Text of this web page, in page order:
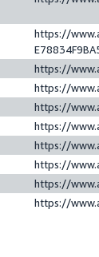
https://
https://
https://
https://
https://
https://
https://
https://
https://